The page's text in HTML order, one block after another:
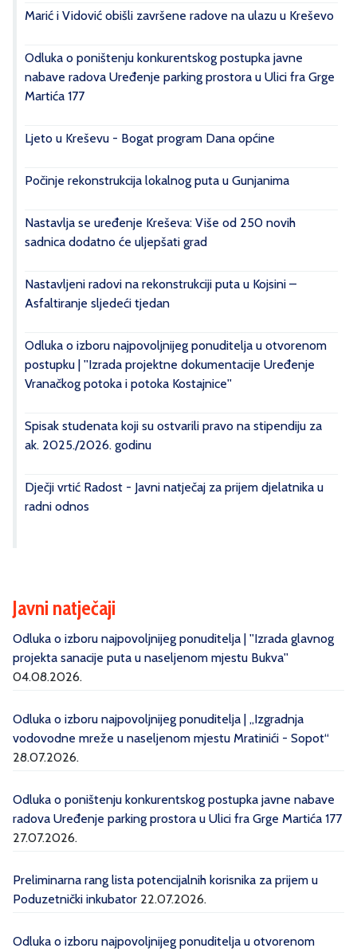
Marić i Vidović obišli završene radove na ulazu u Kreševo
Odluka o poništenju konkurentskog postupka javne
nabave radova Uređenje parking prostora u Ulici fra Grge
Martića 177
Ljeto u Kreševu - Bogat program Dana općine
Počinje rekonstrukcija lokalnog puta u Gunjanima
Nastavlja se uređenje Kreševa: Više od 250 novih
sadnica dodatno će uljepšati grad
Nastavljeni radovi na rekonstrukciji puta u Kojsini –
Asfaltiranje sljedeći tjedan
Odluka o izboru najpovoljnijeg ponuditelja u otvorenom
postupku | ''Izrada projektne dokumentacije Uređenje
Vranačkog potoka i potoka Kostajnice''
Spisak studenata koji su ostvarili pravo na stipendiju za
ak. 2025./2026. godinu
Dječji vrtić Radost - Javni natječaj za prijem djelatnika u
radni odnos
Javni natječaji
Odluka o izboru najpovoljnijeg ponuditelja | ''Izrada glavnog
projekta sanacije puta u naseljenom mjestu Bukva''
04.08.2026.
Odluka o izboru najpovoljnijeg ponuditelja | „Izgradnja
vodovodne mreže u naseljenom mjestu Mratinići - Sopot“
28.07.2026.
Odluka o poništenju konkurentskog postupka javne nabave
radova Uređenje parking prostora u Ulici fra Grge Martića 177
27.07.2026.
Preliminarna rang lista potencijalnih korisnika za prijem u
Poduzetnički inkubator 22.07.2026.
Odluka o izboru najpovoljnijeg ponuditelja u otvorenom